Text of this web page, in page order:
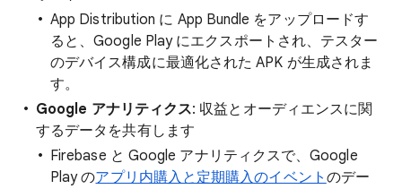
App Distribution に App Bundle をアップロードす
ると、Google Play にエクスポートされ、テスター
のデバイス構成に最適化された APK が生成されま
す。
Google アナリティクス: 収益とオーディエンスに関
するデータを共有します
Firebase と Google アナリティクスで、Google
Play のアプリ内購入と定期購入のイベント のデー